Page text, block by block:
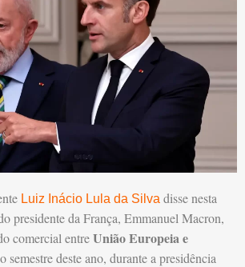
Luiz Inácio Lula da Silva disse nesta
presidente da França, Emmanuel Macron,
comercial entreUnião Europeia e
semestre deste ano, durante a presidência